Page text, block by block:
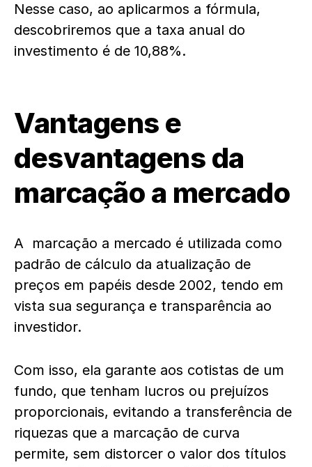
Nesse caso, ao aplicarmos a fórmula,
descobriremos que a taxa anual do
investimento é de 10,88%.
Vantagens e
desvantagens da
marcação a mercado
A marcação a mercado é utilizada como
padrão de cálculo da atualização de
preços em papéis desde 2002, tendo em
vista sua segurança e transparência ao
investidor.
Com isso, ela garante aos cotistas de um
fundo, que tenham lucros ou prejuízos
proporcionais, evitando a transferência de
riquezas que a marcação de curva
permite, sem distorcer o valor dos títulos